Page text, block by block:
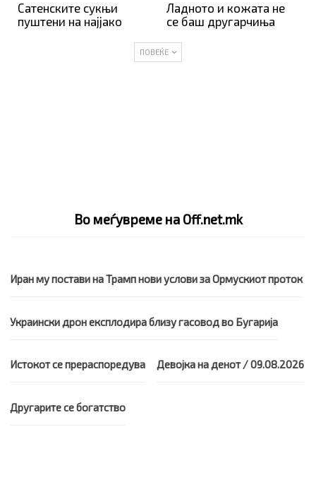
Сатенските сукњи
пуштени на најјако
Ладното и кожата не
се баш другарчиња
ПОВЕЌЕ
Во меѓувреме на Off.net.mk
Иран му постави на Трамп нови услови за Ормускиот проток
Украински дрон експлодира близу гасовод во Бугарија
Истокот се прераспоредува Девојка на денот / 09.08.2026
Другарите се богатство